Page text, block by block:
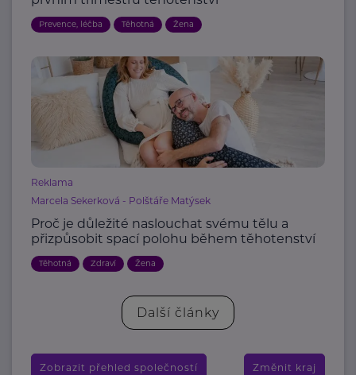
Prevence, léčba Těhotná Žena
Reklama
Marcela Sekerková - Polštáře Matýsek
Proč je důležité naslouchat svému tělu a
přizpůsobit spací polohu během těhotenství
Těhotná Zdraví Žena
Další články
Zobrazit přehled společností Změnit kraj